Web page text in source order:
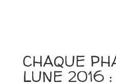
CHAQUE
LUNE 2016